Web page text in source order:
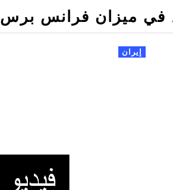
في ميزان فرانس برس
إيران